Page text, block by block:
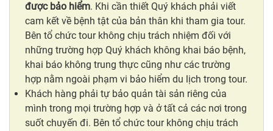
được bảo hiểm. Khi cần thiết Quý khách phải viết
cam kết về bệnh tật của bản thân khi tham gia tour.
Bên tổ chức tour không chịu trách nhiệm đối với
những trường hợp Quý khách không khai báo bệnh,
khai báo không trung thực cũng như các trường
hợp nằm ngoài phạm vi bảo hiểm du lịch trong tour.
Khách hàng phải tự bảo quản tài sản riêng của
mình trong mọi trường hợp và ở tất cả các nơi trong
suốt chuyến đi. Bên tổ chức tour không chịu trách